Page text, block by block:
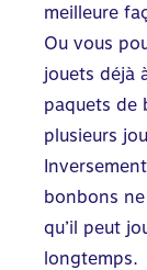
meilleure
Ou vous
jouets déjà
paquets de
plusieurs
bonbons
qu’il peut
longtemps.